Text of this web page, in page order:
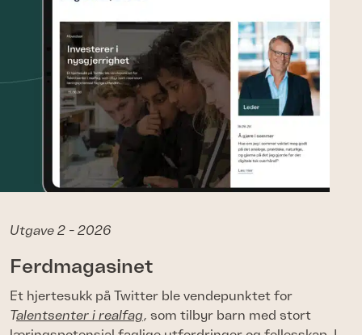
Utgave 2 - 2026
Ferdmagasinet
Et hjertesukk på Twitter ble vendepunktet for
Talentsenter i realfag, som tilbyr barn med stort